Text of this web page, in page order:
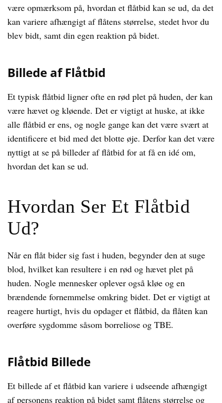
være opmærksom på, hvordan et flåtbid kan se ud, da det
kan variere afhængigt af flåtens størrelse, stedet hvor du
blev bidt, samt din egen reaktion på bidet.
Billede af Flåtbid
Et typisk flåtbid ligner ofte en rød plet på huden, der kan
være hævet og kløende. Det er vigtigt at huske, at ikke
alle flåtbid er ens, og nogle gange kan det være svært at
identificere et bid med det blotte øje. Derfor kan det være
nyttigt at se på billeder af flåtbid for at få en idé om,
hvordan det kan se ud.
Hvordan Ser Et Flåtbid
Ud?
Når en flåt bider sig fast i huden, begynder den at suge
blod, hvilket kan resultere i en rød og hævet plet på
huden. Nogle mennesker oplever også kløe og en
brændende fornemmelse omkring bidet. Det er vigtigt at
reagere hurtigt, hvis du opdager et flåtbid, da flåten kan
overføre sygdomme såsom borreliose og TBE.
Flåtbid Billede
Et billede af et flåtbid kan variere i udseende afhængigt
af personens reaktion på bidet samt flåtens størrelse og